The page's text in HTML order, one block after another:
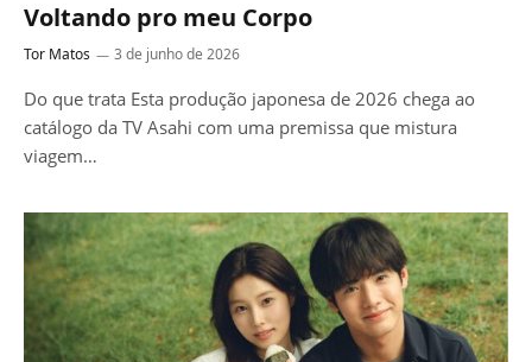
Voltando pro meu Corpo
Tor Matos 3 de junho de 2026
Do que trata Esta produção japonesa de 2026 chega ao
catálogo da TV Asahi com uma premissa que mistura
viagem…